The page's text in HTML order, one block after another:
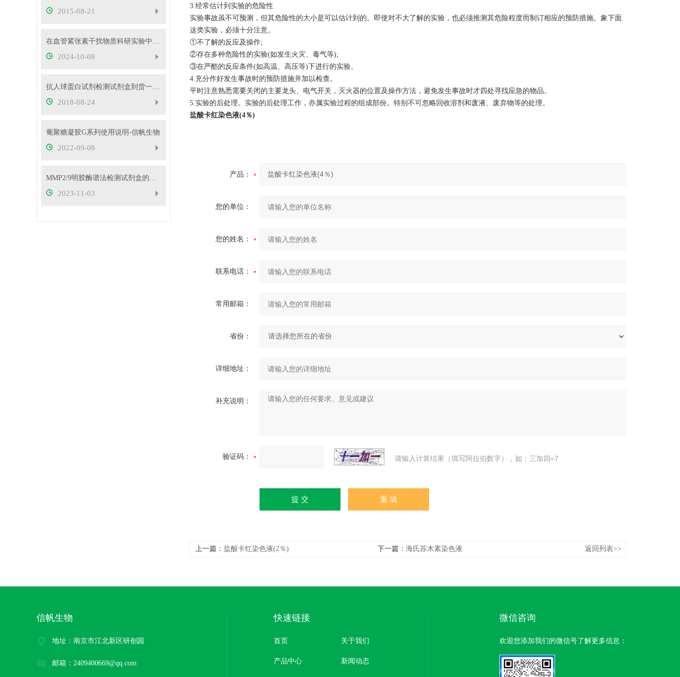
2015-08-21
在血管紧张素干扰物质科研实验中，需要注意的事项
2024-10-08
抗人球蛋白试剂检测试剂盒到货一批，欢迎抢购-信帆生物科技有限公司
2018-08-24
葡聚糖凝胶G系列使用说明-信帆生物
2022-09-08
MMP2/9明胶酶谱法检测试剂盒的试剂盒组成与储存
2023-11-03
3.经常估计到实验的危险性
实验事故虽不可预测，但其危险性的大小是可以估计到的。即使对不大了解的实验，也必须推测其危险程度而制订相应的预防措施。象下面
这类实验，必须十分注意。
①不了解的反应及操作;
②存在多种危险性的实验(如发生火灾、毒气等);
③在严酷的反应条件(如高温、高压等)下进行的实验。
4.充分作好发生事故时的预防措施并加以检查。
平时注意熟悉需要关闭的主要龙头、电气开关，灭火器的位置及操作方法，避免发生事故时才四处寻找应急的物品。
5.实验的后处理。实验的后处理工作，亦属实验过程的组成部份。特别不可忽略回收溶剂和废液、废弃物等的处理。
盐酸卡红染色液(4％)
产品：
您的单位：
您的姓名：
联系电话：
常用邮箱：
省份：
详细地址：
补充说明：
验证码： 请输入计算结果（填写阿拉伯数字），如：三加四=7
上一篇： 盐酸卡红染色液(2％) 下一篇： 海氏苏木素染色液 返回列表>>
信帆生物
地址：南京市江北新区研创园
邮箱：2409400669@qq.com
快速链接
首页 关于我们
产品中心 新闻动态
微信咨询
欢迎您添加我们的微信号了解更多信息：